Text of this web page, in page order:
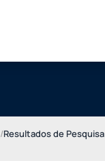
/Resultados de Pesquisa